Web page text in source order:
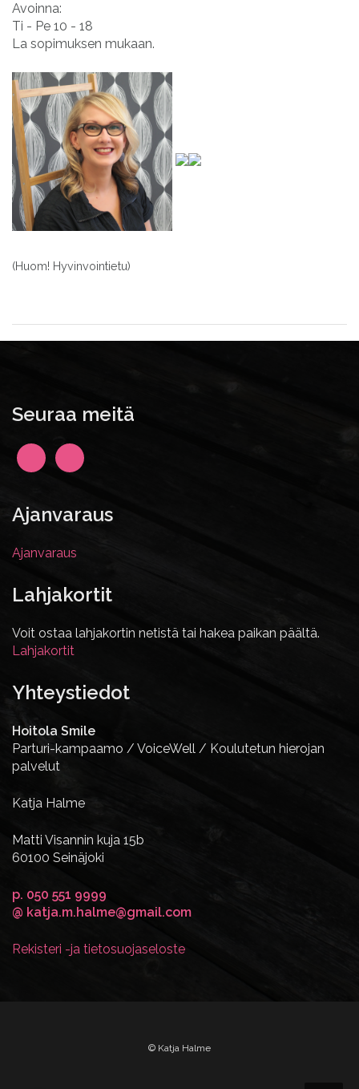
Avoinna:
Ti - Pe 10 - 18
La sopimuksen mukaan.
(Huom! Hyvinvointietu)
Seuraa meitä
Ajanvaraus
Ajanvaraus
Lahjakortit
Voit ostaa lahjakortin netistä tai hakea paikan päältä.
Lahjakortit
Yhteystiedot
Hoitola Smile
Parturi-kampaamo / VoiceWell / Koulutetun hierojan
palvelut
Katja Halme
Matti Visannin kuja 15b
60100 Seinäjoki
p. 050 551 9999
@ katja.m.halme@gmail.com
Rekisteri -ja tietosuojaseloste
© Katja Halme